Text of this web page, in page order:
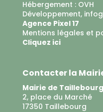
Hébergement : OVH
Développement,
Agence Pixel 17
Mentions légales et
Cliquez ici
Contacter la
Mairie de Taillebourg
2, place du Marché
17350 Taillebourg